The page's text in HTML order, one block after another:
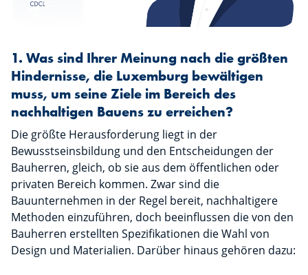
1. Was sind Ihrer Meinung nach die größten
Hindernisse, die Luxemburg bewältigen
muss, um seine Ziele im Bereich des
nachhaltigen Bauens zu erreichen?
Die größte Herausforderung liegt in der
Bewusstseinsbildung und den Entscheidungen der
Bauherren, gleich, ob sie aus dem öffentlichen oder
privaten Bereich kommen. Zwar sind die
Bauunternehmen in der Regel bereit, nachhaltigere
Methoden einzuführen, doch beeinflussen die von den
Bauherren erstellten Spezifikationen die Wahl von
Design und Materialien. Darüber hinaus gehören dazu: